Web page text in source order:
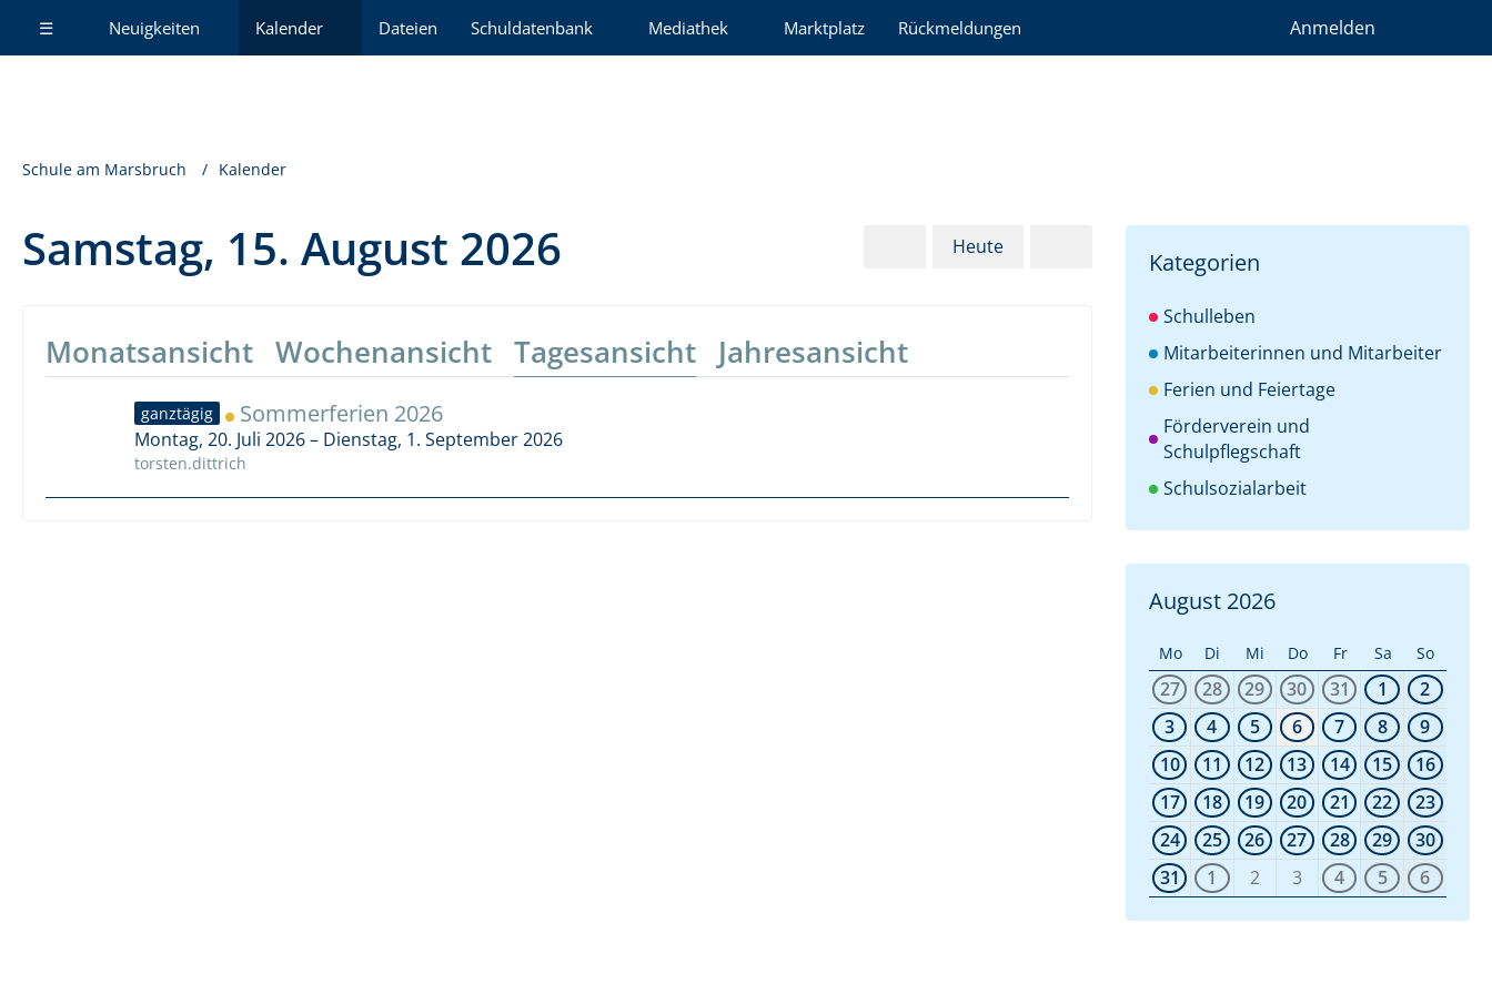
☰ Neuigkeiten Kalender Dateien Schuldatenbank Mediathek Marktplatz Rückmeldungen Anmelden
Schule am Marsbruch Kalender
Samstag, 15. August 2026 Heute
Monatsansicht Wochenansicht Tagesansicht Jahresansicht
ganztägig Sommerferien 2026
Montag, 20. Juli 2026 – Dienstag, 1. September 2026
torsten.dittrich
Kategorien
Schulleben
Mitarbeiterinnen und Mitarbeiter
Ferien und Feiertage
Förderverein und
Schulpflegschaft
Schulsozialarbeit
August 2026
Mo Di Mi Do Fr Sa So
27 28 29 30 31 1
2
3
4 5 6 7 8
9
10
11 12 13 14 15
16
17
18 19 20 21 22
23
24
25 26 27 28 29
30
31
1 2 3 4 5 6